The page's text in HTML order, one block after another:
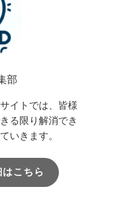
部
イトでは、皆様
る限り解消でき
いきます。
こちら